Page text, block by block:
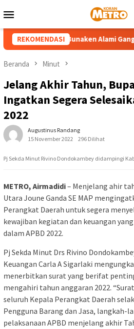
ke
Mobile
REKOMENDASI
di Bunaken Alami
Beranda Minut
Jelang Akhir Tahun,
Ingatkan Segera
2022
Augustinus Randang
15 November 2022
296 Dilihat
Pj Sekda Minut Rivino Dondokambey didampingi
METRO, Airmadidi– Menjelang ahir
Utara Joune Ganda SE MAP
Perangkat Daerah untuk segera
kewajiban kegiatan dan keuangan
dalam APBD 2022.
Pj Sekda Minut Drs Rivino
Keuangan Carla A Sigarlaki
menerbitkan surat yang berifat
mengahiri tahun anggaran 2022.
seluruh Kepala Perangkat Daerah
Pengguna Barang dan Jasa, langkah-
pelaksanaan APBD menjelang akhir